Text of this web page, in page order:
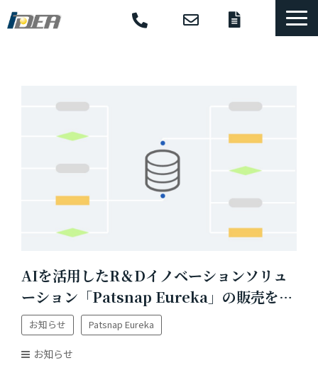
体系的開発手法
お役立ち資料
AIを活用したR＆Dイノベーションソリュ
ーション「Patsnap Eureka」の販売を開
始しました（2025年3月）
お知らせ Patsnap Eureka
お知らせ